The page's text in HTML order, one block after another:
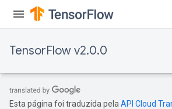
TensorFlow v2.0.0
Esta página foi traduzida pela API Cloud